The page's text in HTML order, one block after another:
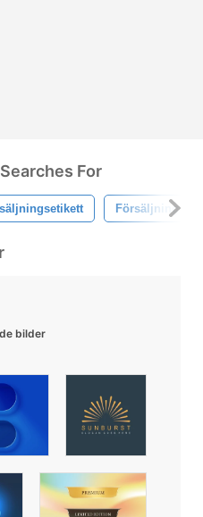
For
Försäljning
bilder